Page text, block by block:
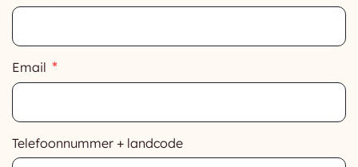
Email
Telefoonnummer + landcode